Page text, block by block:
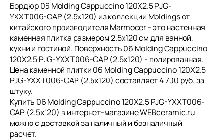
Бордюр 06 Molding Cappuccino 120X2.5 PJG-
YXXT006-CAP (2.5x120) из коллекции Moldings от
китайского производителя Marmocer - это настенная
каменная плитка размером 2.5x120 см для ванной,
кухни и гостиной. Поверхность 06 Molding Cappuccino
120X2.5 PJG-YXXT006-CAP (2.5x120) - полированная.
Цена каменной плитки 06 Molding Cappuccino 120X2.5
PJG-YXXT006-CAP (2.5x120) составляет 4 700 руб. за
штуку.
Купить 06 Molding Cappuccino 120X2.5 PJG-YXXT006-
CAP (2.5x120) в интернет-магазине WEBceramic.ru
можно с доставкой за наличный и безналичный
расчет.